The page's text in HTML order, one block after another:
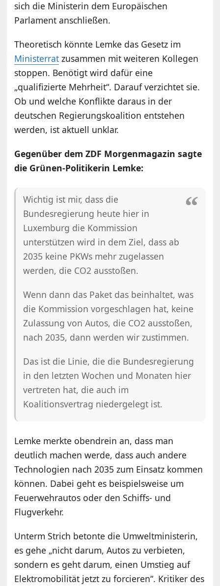
sich die Ministerin dem Europäischen
Parlament anschließen.
Theoretisch könnte Lemke das Gesetz im
Ministerrat zusammen mit weiteren Kollegen
stoppen. Benötigt wird dafür eine
„qualifizierte Mehrheit“. Darauf verzichtet sie.
Ob und welche Konflikte daraus in der
deutschen Regierungskoalition entstehen
werden, ist aktuell unklar.
Gegenüber dem ZDF Morgenmagazin sagte
die Grünen-Politikerin Lemke:
Wichtig ist mir, dass die
Bundesregierung heute hier in
Luxemburg die Kommission
unterstützen wird in dem Ziel, dass ab
2035 keine PKWs mehr zugelassen
werden, die CO2 ausstoßen.
Wenn dann das Paket das beinhaltet, was
die Kommission vorgeschlagen hat, keine
Zulassung von Autos, die CO2 ausstoßen,
nach 2035, dann werden wir zustimmen.
Das ist die Linie, die die Bundesregierung
in den letzten Wochen und Monaten hier
vertreten hat, die auch im
Koalitionsvertrag niedergelegt ist.
Lemke merkte obendrein an, dass man
deutlich machen werde, dass auch andere
Technologien nach 2035 zum Einsatz kommen
können. Dabei geht es beispielsweise um
Feuerwehrautos oder den Schiffs- und
Flugverkehr.
Unterm Strich betonte die Umweltministerin,
es gehe „nicht darum, Autos zu verbieten,
sondern es geht darum, einen Umstieg auf
Elektromobilität jetzt zu forcieren“. Kritiker des